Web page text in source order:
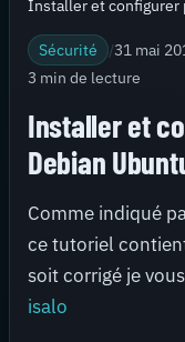
KiTTY Session
Virtualisation
Contact
Installer et configurer
Sécurité /31 mai
3 min de lecture
Installer et
Debian
Comme indiqué
ce tutoriel
soit corrigé je
isalo